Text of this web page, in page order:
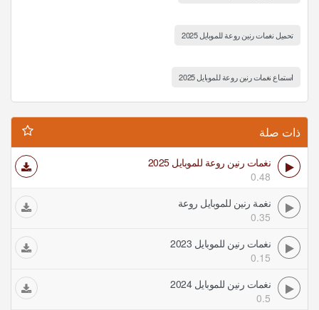
تحميل نغمات رنين روعة للموبايل 2025
استماع نغمات رنين روعة للموبايل 2025
ذات صلة
نغمات رنين روعة للموبايل 2025
0.48
نغمة رنين للموبايل روعة
0.35
نغمات رنين للموبايل 2023
0.15
نغمات رنين للموبايل 2024
0.5